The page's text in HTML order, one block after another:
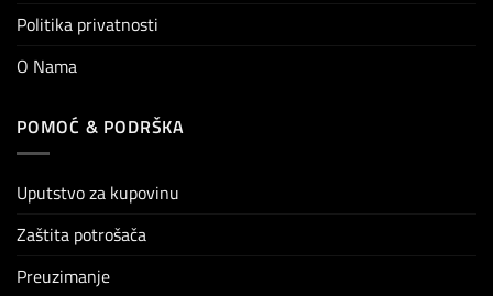
Politika privatnosti
O Nama
POMOĆ & PODRŠKA
Uputstvo za kupovinu
Zaštita potrošača
Preuzimanje